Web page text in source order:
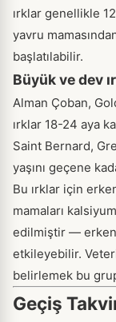
ırklar genellikle
yavru
başlatılabilir.
Büyük ve dev
Alman Çoban,
ırklar 18-24 aya
Saint Bernard,
yaşını geçene
Bu ırklar için
mamaları
edilmiştir — erken
etkileyebilir.
belirlemek bu
Geçiş